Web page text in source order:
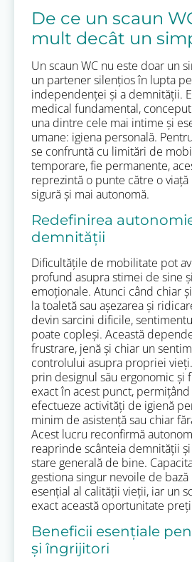
De ce un scaun
mult decât un
Un scaun WC nu este doar un
un partener silențios în lupta
independenței și a demnității.
medical fundamental,
una dintre cele mai intime și
umane: igiena personală.
se confruntă cu limitări de
temporare, fie permanente,
reprezintă o punte către o viață
sigură și mai autonomă.
Redefinirea
demnității
Dificultățile de mobilitate pot
profund asupra stimei de sine
emoționale. Atunci când chiar
la toaletă sau așezarea și
devin sarcini dificile,
poate copleși. Această
frustrare, jenă și chiar un
controlului asupra propriei
prin designul său ergonomic și
exact în acest punct,
efectueze activități de igienă
minim de asistență sau chiar
Acest lucru reconfirmă
reaprinde scânteia demnității
stare generală de bine.
gestiona singur nevoile de
esențial al calității vieții, iar un
exact această oportunitate
Beneficii esențiale
și îngrijitori